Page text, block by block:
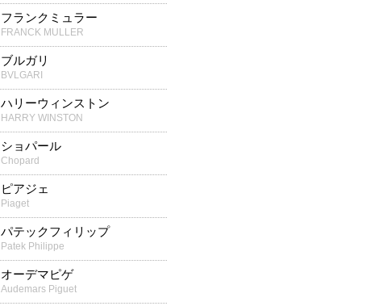
フランクミュラー
FRANCK MULLER
ブルガリ
BVLGARI
ハリーウィンストン
HARRY WINSTON
ショパール
Chopard
ピアジェ
Piaget
パテックフィリップ
Patek Philippe
オーデマピゲ
Audemars Piguet